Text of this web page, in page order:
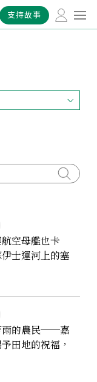
支持故事
空母艦也卡
士運河上的塞
雨的農民──嘉
田地的祝福，